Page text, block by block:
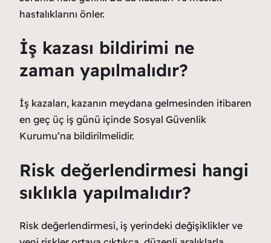
hastalıklarını önler.
İş kazası bildirimi ne
zaman yapılmalıdır?
İş kazaları, kazanın meydana gelmesinden itibaren
en geç üç iş günü içinde Sosyal Güvenlik
Kurumu’na bildirilmelidir.
Risk değerlendirmesi hangi
sıklıkla yapılmalıdır?
Risk değerlendirmesi, iş yerindeki değişiklikler ve